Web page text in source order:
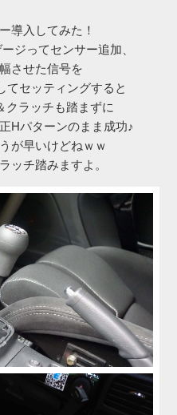
導入してみた！
ジってセンサー追加、
させた信号を
てセッティングすると
クラッチも踏まずに
Hパターンのまま成功♪
が早いけどねｗｗ
ッチ踏みますよ。